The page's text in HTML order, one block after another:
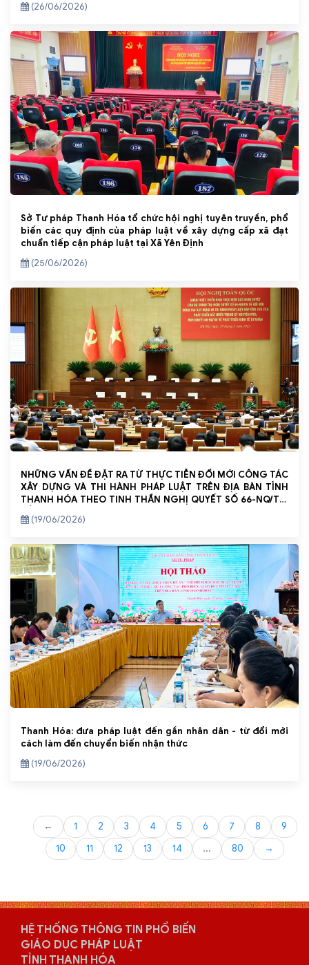
(26/06/2026)
Sở Tư pháp Thanh Hóa tổ chức hội nghị tuyên truyền, phổ
biến các quy định của pháp luật về xây dựng cấp xã đạt
chuẩn tiếp cận pháp luật tại Xã Yên Định
(25/06/2026)
NHỮNG VẤN ĐỀ ĐẶT RA TỪ THỰC TIỄN ĐỔI MỚI CÔNG TÁC
XÂY DỰNG VÀ THI HÀNH PHÁP LUẬT TRÊN ĐỊA BÀN TỈNH
THANH HÓA THEO TINH THẦN NGHỊ QUYẾT SỐ 66-NQ/TW
(19/06/2026)
Thanh Hóa: đưa pháp luật đến gần nhân dân - từ đổi mới
cách làm đến chuyển biến nhận thức
(19/06/2026)
← 1 2 3 4 5 6 7 8
9
10
11 12 13 14 ... 80 →
HỆ THỐNG THÔNG TIN PHỔ BIẾN
GIÁO DỤC PHÁP LUẬT
TỈNH THANH HÓA